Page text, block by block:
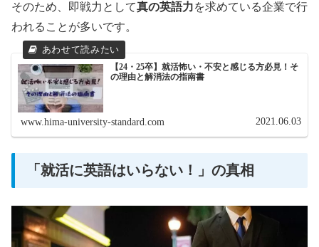
そのため、即戦力として真の英語力を求めている企業で行
われることが多いです。
【24・25卒】就活怖い・不安と感じる方必見！そ
の理由と解消法の指南書
www.hima-university-standard.com 2021.06.03
「就活に英語はいらない！」の真相